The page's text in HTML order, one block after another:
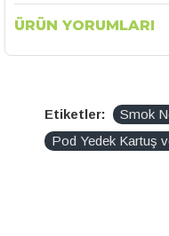
ÜRÜN YORUMLARI
Etiketler: Smok
Pod Yedek Kartuş